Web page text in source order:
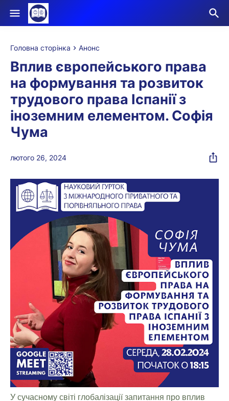
Головна сторінка Анонс
Вплив європейського права
на формування та розвиток
трудового права Іспанії з
іноземним елементом. Софія
Чума
лютого 26, 2024
У сучасному світі глобалізації запитання про вплив